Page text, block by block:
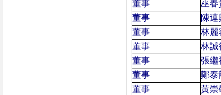
董事
巫春
董事
陳連
董事
林麗
董事
林誠
董事
張繼
董事
鄭泰
董事
黃崇